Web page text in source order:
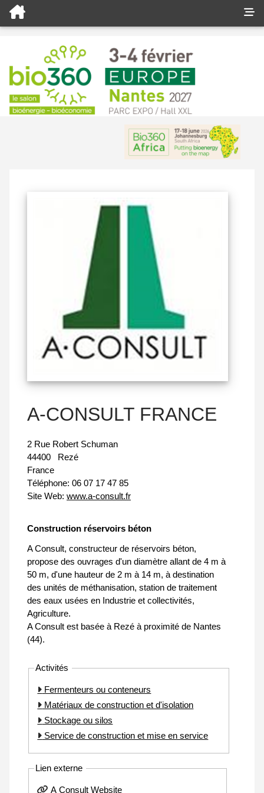
A-CONSULT FRANCE
2 Rue Robert Schuman
44400
Rezé
France
Téléphone: 06 07 17 47 85
Site Web: www.a-consult.fr
Construction réservoirs béton
A Consult, constructeur de réservoirs béton,
propose des ouvrages d'un diamètre allant de 4 m à
50 m, d'une hauteur de 2 m à 14 m, à destination
des unités de méthanisation, station de traitement
des eaux usées en Industrie et collectivités,
Agriculture.
A Consult est basée à Rezé à proximité de Nantes
(44).
Activités
Fermenteurs ou conteneurs
Matériaux de construction et d'isolation
Stockage ou silos
Service de construction et mise en service
Lien externe
A Consult Website